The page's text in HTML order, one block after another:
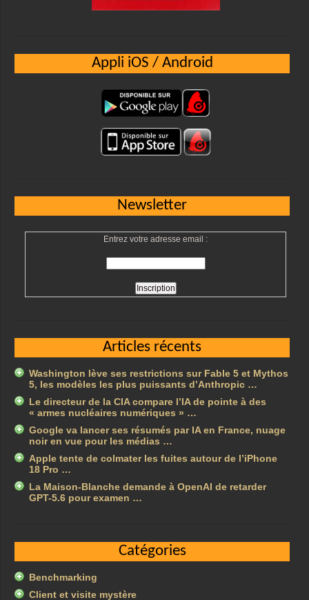
Appli iOS / Android
Newsletter
Entrez votre adresse email :
Articles récents
Washington lève ses restrictions sur Fable 5 et Mythos
5, les modèles les plus puissants d’Anthropic …
Le directeur de la CIA compare l’IA de pointe à des
« armes nucléaires numériques » …
Google va lancer ses résumés par IA en France, nuage
noir en vue pour les médias …
Apple tente de colmater les fuites autour de l’iPhone
18 Pro …
La Maison-Blanche demande à OpenAI de retarder
GPT-5.6 pour examen …
Catégories
Benchmarking
Client et visite mystère